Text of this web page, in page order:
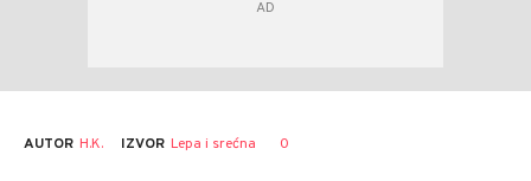
AUTOR H.K. IZVOR Lepa i srećna 0